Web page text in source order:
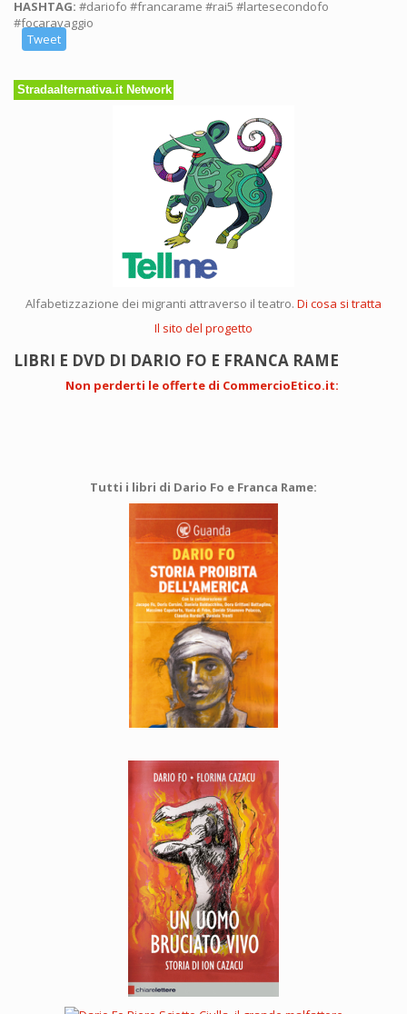
HASHTAG: #dariofo #francarame #rai5 #lartesecondofo
#focaravaggio
Tweet
Stradaalternativa.it Network
Alfabetizzazione dei migranti attraverso il teatro. Di cosa si tratta
Il sito del progetto
LIBRI E DVD DI DARIO FO E FRANCA RAME
Non perderti le offerte di CommercioEtico.it:
Tutti i libri di Dario Fo e Franca Rame: